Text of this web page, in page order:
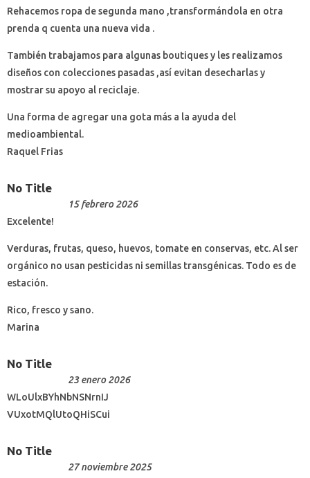
Rehacemos ropa de segunda mano ,transformándola en otra
prenda q cuenta una nueva vida .
También trabajamos para algunas boutiques y les realizamos
diseños con colecciones pasadas ,así evitan desecharlas y
mostrar su apoyo al reciclaje.
Una forma de agregar una gota más a la ayuda del
medioambiental.
Raquel Frias
No Title
15 febrero 2026
Excelente!
Verduras, frutas, queso, huevos, tomate en conservas, etc. Al ser
orgánico no usan pesticidas ni semillas transgénicas. Todo es de
estación.
Rico, fresco y sano.
Marina
No Title
23 enero 2026
WLoUlxBYhNbNSNrnIJ
VUxotMQlUtoQHiSCui
No Title
27 noviembre 2025